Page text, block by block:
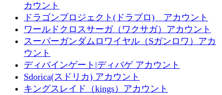
カウント
ドラゴンプロジェクト(ドラプロ) アカウント
ワールドクロスサーガ（ワクサガ）アカウント
スーパーガンダムロワイヤル（Sガンロワ）アカ
ウント
ディバインゲート|ディバゲ アカウント
Sdorica(スドリカ) アカウント
キングスレイド（kings）アカウント